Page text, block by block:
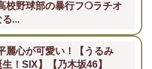
校野球部の暴行フ❍ラチオ
...
麗心が可愛い！【うるみ
！SIX】【乃木坂46】